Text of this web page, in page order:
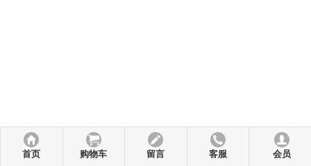
首页 购物车 留言 客服 会员